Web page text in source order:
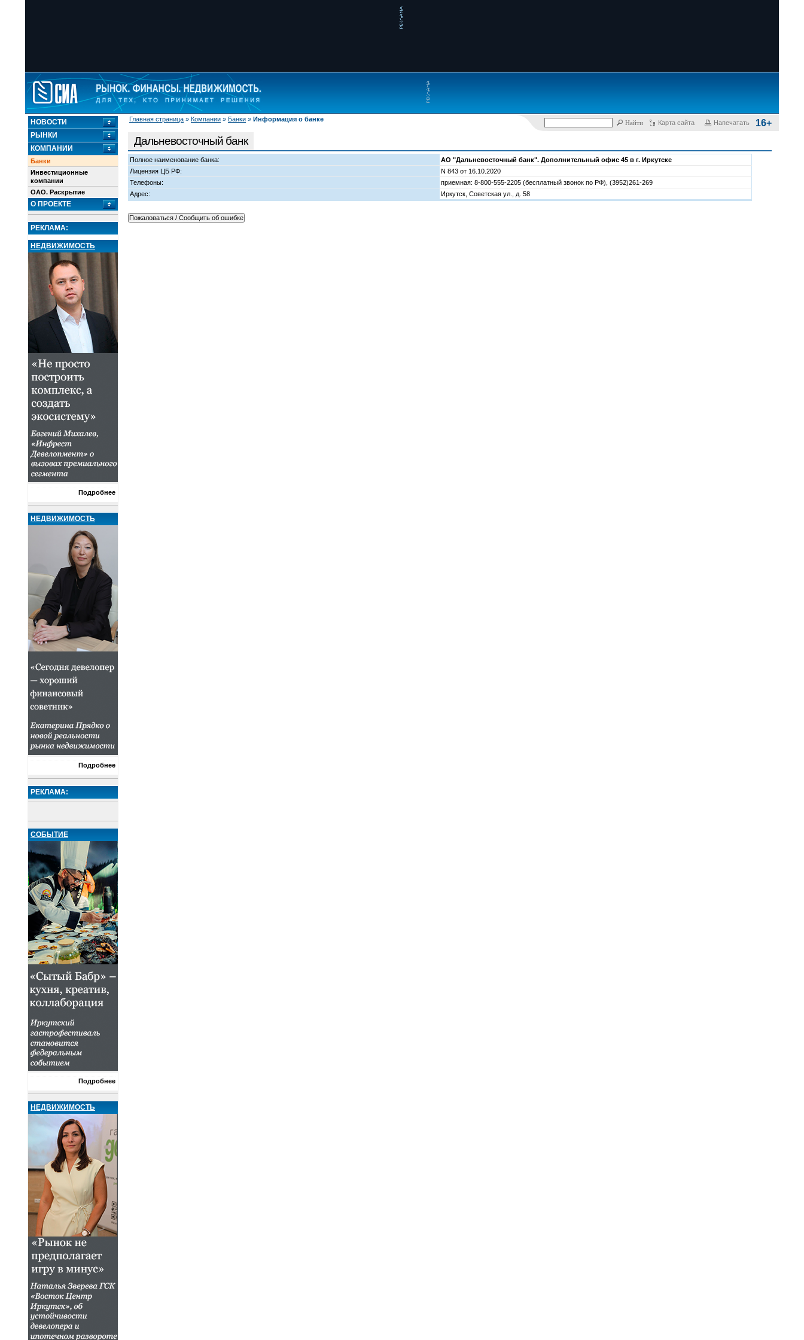
Главная страница » Компании » Банки » Информация о банке
Карта сайта Напечатать 16+
НОВОСТИ
РЫНКИ
КОМПАНИИ
Банки
Инвестиционные
компании
ОАО. Раскрытие
О ПРОЕКТЕ
РЕКЛАМА:
НЕДВИЖИМОСТЬ
Подробнее
НЕДВИЖИМОСТЬ
Подробнее
РЕКЛАМА:
СОБЫТИЕ
Подробнее
НЕДВИЖИМОСТЬ
Дальневосточный банк
Полное наименование банка:
АО "Дальневосточный банк". Дополнительный офис 45 в г. Иркутске
Лицензия ЦБ РФ:
N 843 от 16.10.2020
Телефоны:
приемная: 8-800-555-2205 (бесплатный звонок по РФ), (3952)261-269
Адрес:
Иркутск, Советская ул., д. 58